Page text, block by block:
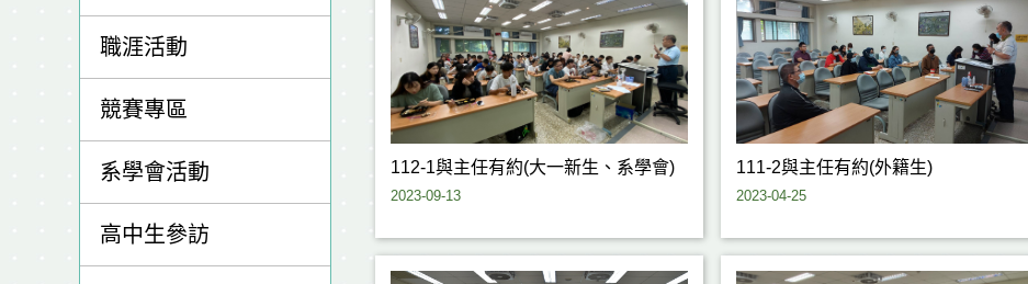
職涯活動
競賽專區
系學會活動
高中生參訪
112-1與主任有約(大一新生、系學會)
2023-09-13
111-2與主任有約(外籍生)
2023-04-25